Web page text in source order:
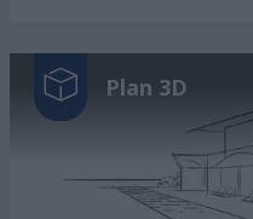
Plan 3D